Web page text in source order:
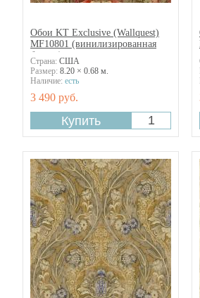
Обои KT Exclusive (Wallquest)
MF10801 (винилизированная
бумага)
Страна: США
Размер: 8.20 × 0.68 м.
Наличие: есть
3 490 руб.